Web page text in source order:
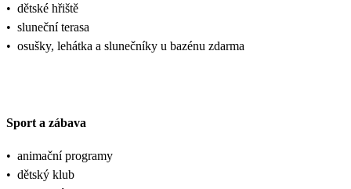
• dětské hřiště
• sluneční terasa
• osušky, lehátka a slunečníky u bazénu zdarma
Sport a zábava
• animační programy
• dětský klub